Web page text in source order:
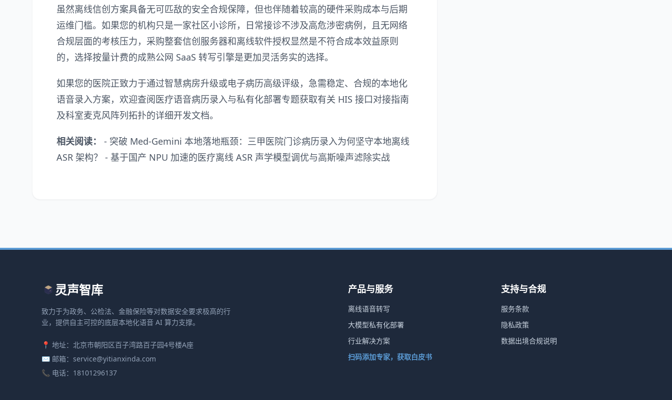
虽然离线信创方案具备无可匹敌的安全合规保障，但也伴随着较高的硬件采购成本与后期
运维门槛。如果您的机构只是一家社区小诊所，日常接诊不涉及高危涉密病例，且无网络
合规层面的考核压力，采购整套信创服务器和离线软件授权显然是不符合成本效益原则
的，选择按量计费的成熟公网 SaaS 转写引擎是更加灵活务实的选择。
如果您的医院正致力于通过智慧病房升级或电子病历高级评级，急需稳定、合规的本地化
语音录入方案，欢迎查阅医疗语音病历录入与私有化部署专题获取有关 HIS 接口对接指南
及科室麦克风阵列拓扑的详细开发文档。
相关阅读： - 突破 Med-Gemini 本地落地瓶颈：三甲医院门诊病历录入为何坚守本地离线
ASR 架构？ - 基于国产 NPU 加速的医疗离线 ASR 声学模型调优与高斯噪声滤除实战
灵声智库
致力于为政务、公检法、金融保险等对数据安全要求极高的行
业，提供自主可控的底层本地化语音 AI 算力支撑。
📍 地址：北京市朝阳区百子湾路百子园4号楼A座
✉️ 邮箱：service@yitianxinda.com
📞 电话：18101296137
产品与服务
离线语音转写
大模型私有化部署
行业解决方案
扫码添加专家，获取白皮书
支持与合规
服务条款
隐私政策
数据出境合规说明